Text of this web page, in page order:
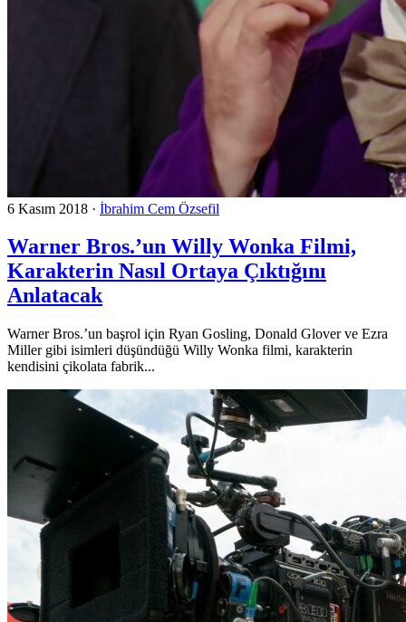
6 Kasım 2018 · İbrahim Cem Özsefil
Warner Bros.’un Willy Wonka Filmi,
Karakterin Nasıl Ortaya Çıktığını
Anlatacak
Warner Bros.’un başrol için Ryan Gosling, Donald Glover ve Ezra
Miller gibi isimleri düşündüğü Willy Wonka filmi, karakterin
kendisini çikolata fabrik...